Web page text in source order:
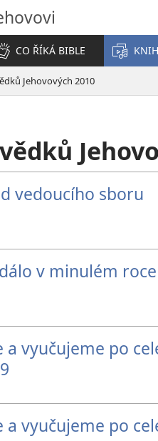
CO ŘÍKÁ BIBLE
Jehovových 2010
vedoucího sboru
v minulém roce
a vyučujeme po
a vyučujeme po